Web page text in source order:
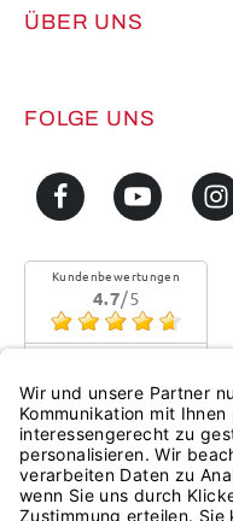
ÜBER UNS
FOLGE UNS
Kundenbewertungen
4.7/5
eKomi